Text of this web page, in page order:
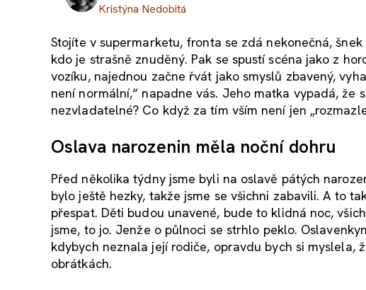
Kristýna Nedobitá
Stojíte v supermarketu, fronta se zdá nekonečná,
kdo je strašně znuděný. Pak se spustí scéna jako z
vozíku, najednou začne řvát jako smyslů zbavený,
není normální,“ napadne vás. Jeho matka vypadá,
nezvladatelné? Co když za tím vším není jen
Oslava narozenin měla noční dohru
Před několika týdny jsme byli na oslavě pátých
bylo ještě hezky, takže jsme se všichni zabavili. A to
přespat. Děti budou unavené, bude to klidná noc,
jsme, to jo. Jenže o půlnoci se strhlo peklo.
kdybych neznala její rodiče, opravdu bych si myslela,
obrátkách.